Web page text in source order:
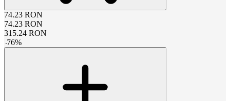
74.23 RON
74.23 RON
315.24 RON
-76%